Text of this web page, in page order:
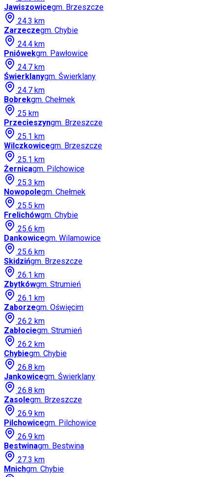
Jawiszowicegm. Brzeszcze
24.3 km
Zarzeczegm. Chybie
24.4 km
Pniówekgm. Pawłowice
24.7 km
Świerklanygm. Świerklany
24.7 km
Bobrekgm. Chełmek
25 km
Przecieszyngm. Brzeszcze
25.1 km
Wilczkowicegm. Brzeszcze
25.1 km
Żernicagm. Pilchowice
25.3 km
Nowopolegm. Chełmek
25.5 km
Frelichówgm. Chybie
25.6 km
Dankowicegm. Wilamowice
25.6 km
Skidzińgm. Brzeszcze
26.1 km
Zbytkówgm. Strumień
26.1 km
Zaborzegm. Oświęcim
26.2 km
Zabłociegm. Strumień
26.2 km
Chybiegm. Chybie
26.8 km
Jankowicegm. Świerklany
26.8 km
Zasolegm. Brzeszcze
26.9 km
Pilchowicegm. Pilchowice
26.9 km
Bestwinagm. Bestwina
27.3 km
Mnichgm. Chybie